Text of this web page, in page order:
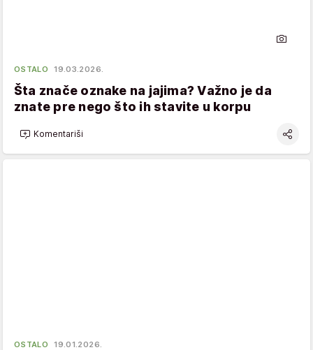
OSTALO 19.03.2026.
Šta znače oznake na jajima? Važno je da
znate pre nego što ih stavite u korpu
Komentariši
OSTALO 19.01.2026.